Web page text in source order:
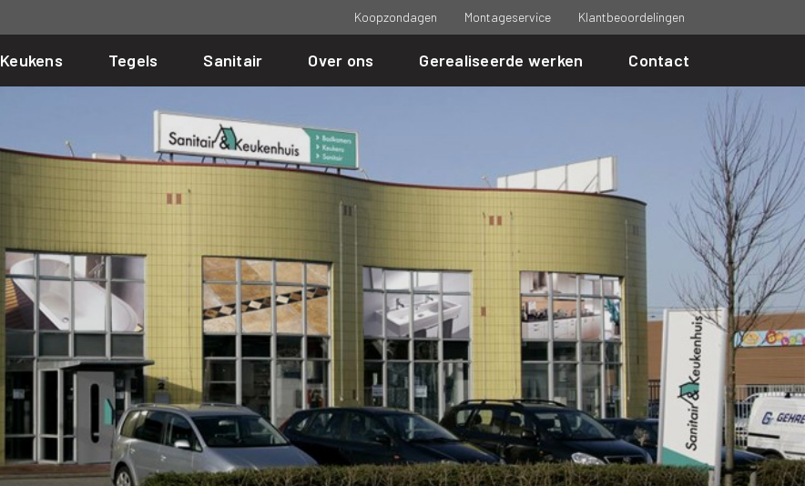
Koopzondagen Montageservice Klantbeoordelingen
Keukens Tegels Sanitair Over ons Gerealiseerde werken Contact